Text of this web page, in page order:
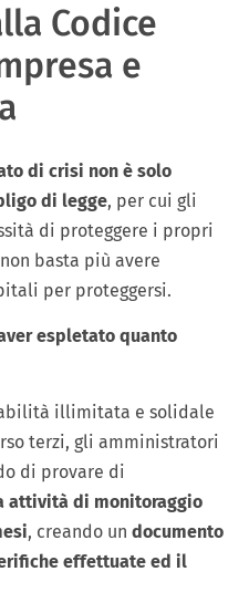
Codice
e
di crisi non è solo
di legge, per cui gli
di proteggere i propri
basta più avere
per proteggersi.
espletato quanto
illimitata e solidale
terzi, gli amministratori
di provare di
attività di monitoraggio
, creando un documento
effettuate ed il